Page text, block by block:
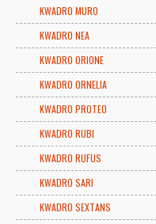
KWADRO MURO
KWADRO NEA
KWADRO ORIONE
KWADRO ORNELIA
KWADRO PROTEO
KWADRO RUBI
KWADRO RUFUS
KWADRO SARI
KWADRO SEXTANS